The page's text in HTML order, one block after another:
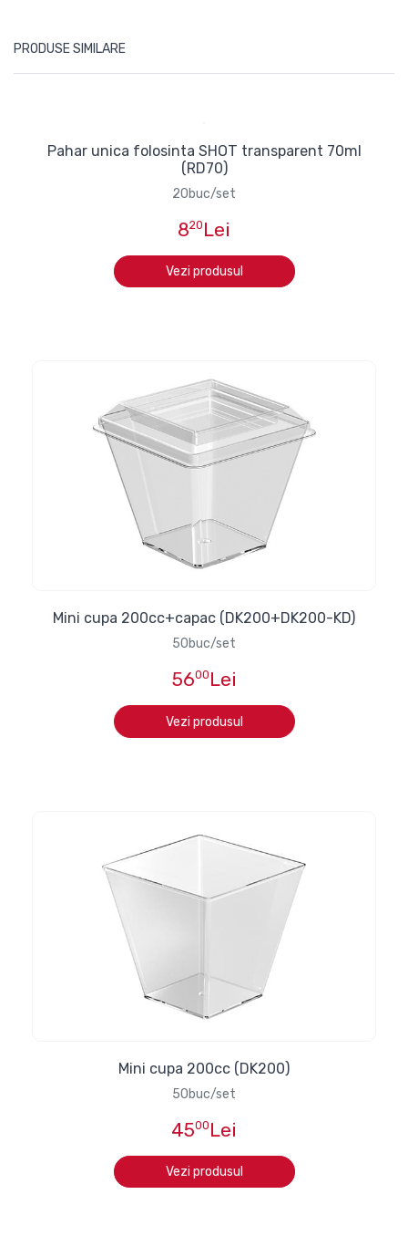
PRODUSE SIMILARE
Pahar unica folosinta SHOT transparent 70ml
(RD70)
20buc/set
820 Lei
Vezi produsul
Mini cupa 200cc+capac (DK200+DK200-KD)
50buc/set
5600 Lei
Vezi produsul
Mini cupa 200cc (DK200)
50buc/set
4500 Lei
Vezi produsul